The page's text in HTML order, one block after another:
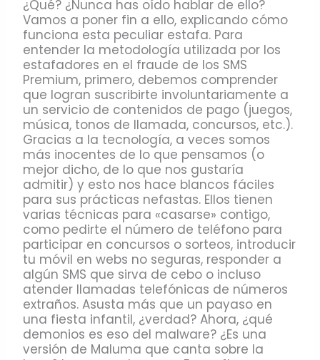
¿Qué? ¿Nunca has oído hablar de ello?
Vamos a poner fin a ello, explicando cómo
funciona esta peculiar estafa. Para
entender la metodología utilizada por los
estafadores en el fraude de los SMS
Premium, primero, debemos comprender
que logran suscribirte involuntariamente a
un servicio de contenidos de pago (juegos,
música, tonos de llamada, concursos, etc.).
Gracias a la tecnología, a veces somos
más inocentes de lo que pensamos (o
mejor dicho, de lo que nos gustaría
admitir) y esto nos hace blancos fáciles
para sus prácticas nefastas. Ellos tienen
varias técnicas para «casarse» contigo,
como pedirte el número de teléfono para
participar en concursos o sorteos, introducir
tu móvil en webs no seguras, responder a
algún SMS que sirva de cebo o incluso
atender llamadas telefónicas de números
extraños. Asusta más que un payaso en
una fiesta infantil, ¿verdad? Ahora, ¿qué
demonios es eso del malware? ¿Es una
versión de Maluma que canta sobre la